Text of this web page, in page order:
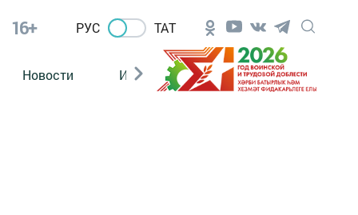
16+ РУС ТАТ
Новости Из зала суда